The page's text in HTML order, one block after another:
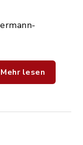
Mehr lesen